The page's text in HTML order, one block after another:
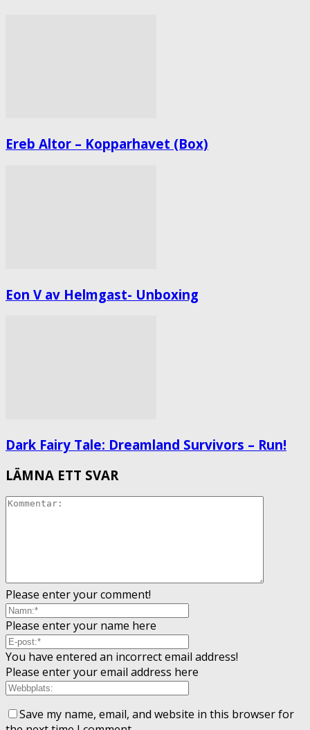
Ereb Altor – Kopparhavet (Box)
Eon V av Helmgast- Unboxing
Dark Fairy Tale: Dreamland Survivors – Run!
LÄMNA ETT SVAR
Please enter your comment!
Please enter your name here
You have entered an incorrect email address!
Please enter your email address here
Save my name, email, and website in this browser for